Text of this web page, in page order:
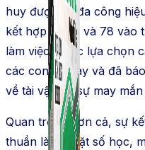
huy được tối đa công
kết hợp số 38 và 78 vào
làm việc, hoặc lựa chọn
các con số này và đã
về tài vận và sự may
Quan trọng hơn cả, sự
thuần là về mặt số học,